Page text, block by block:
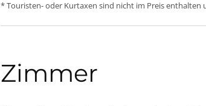
* Touristen- oder Kurtaxen sind nicht im Preis enthalten
Zimmer